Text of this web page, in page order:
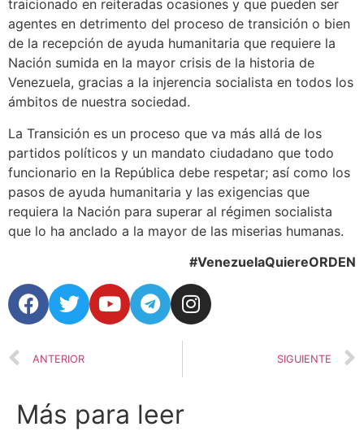
traicionado en reiteradas ocasiones y que pueden ser
agentes en detrimento del proceso de transición o bien
de la recepción de ayuda humanitaria que requiere la
Nación sumida en la mayor crisis de la historia de
Venezuela, gracias a la injerencia socialista en todos los
ámbitos de nuestra sociedad.
La Transición es un proceso que va más allá de los
partidos políticos y un mandato ciudadano que todo
funcionario en la República debe respetar; así como los
pasos de ayuda humanitaria y las exigencias que
requiera la Nación para superar al régimen socialista
que lo ha anclado a la mayor de las miserias humanas.
#VenezuelaQuiereORDEN
ANTERIOR SIGUIENTE
Más para leer